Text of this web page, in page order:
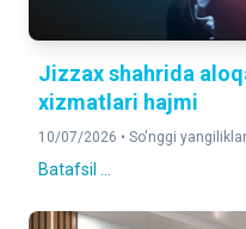
Jizzax shahrida
xizmatlari hajmi
10/07/2026 • So'nggi yangiliklar
Batafsil ...